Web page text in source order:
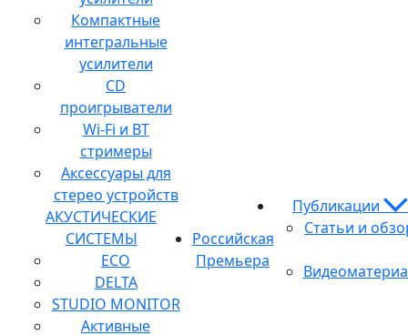
Компактные
интегральные
усилители
CD
проигрыватели
Wi-Fi и BT
стримеры
Аксессуары для
стерео устройств
АКУСТИЧЕСКИЕ
СИСТЕМЫ
ECO
DELTA
STUDIO MONITOR
Активные
Российская
Премьера
Публикации
Статьи и